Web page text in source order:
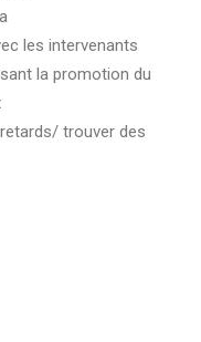
les intervenants
la promotion du
trouver des